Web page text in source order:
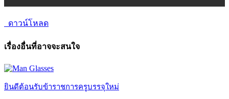
ดาวน์โหลด
เรื่องอื่นที่อาจจะสนใจ
ยินดีต้อนรับข้าราชการครูบรรจุใหม่